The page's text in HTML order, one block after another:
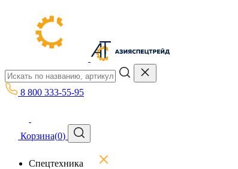
8 800 333-55-95
Корзина(0)
Спецтехника